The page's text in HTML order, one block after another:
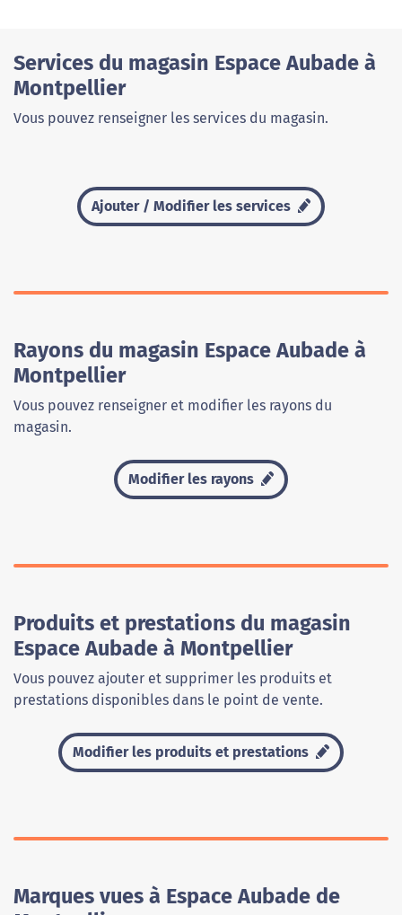
Services du magasin Espace Aubade à
Montpellier
Vous pouvez renseigner les services du magasin.
Ajouter / Modifier les services
Rayons du magasin Espace Aubade à
Montpellier
Vous pouvez renseigner et modifier les rayons du
magasin.
Modifier les rayons
Produits et prestations du magasin
Espace Aubade à Montpellier
Vous pouvez ajouter et supprimer les produits et
prestations disponibles dans le point de vente.
Modifier les produits et prestations
Marques vues à Espace Aubade de